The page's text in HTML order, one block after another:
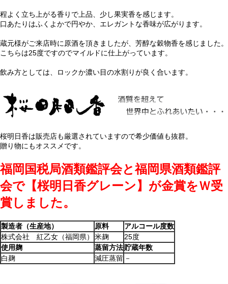
程よく立ち上がる香りで上品、少し果実香を感じます。
口あたりはふくよかで円やか、エレガントな香味が広がります。
蔵元様がご来店時に原酒を頂きましたが、芳醇な穀物香を感じました。
こちらは25度ですのでマイルドに仕上がっています。
飲み方としては、ロックか濃い目の水割りが良く合います。
桜明日香は販売店も厳選されていますので希少価値も抜群。
贈り物にもオススメです。
福岡国税局酒類鑑評会と福岡県酒類鑑評
会で【桜明日香グレーン】が金賞をＷ受
賞しました。
製造者（生産地） 原料
アルコール度数
株式会社 紅乙女（福岡県）
米麹
25度
使用麹
蒸留方法貯蔵年数
白麹
減圧蒸留 －